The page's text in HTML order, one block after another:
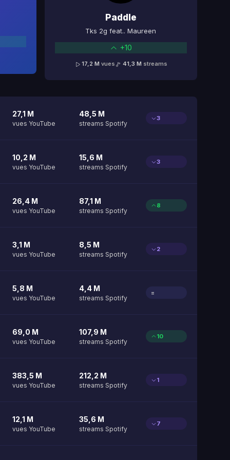
Paddle
Tks 2g feat.. Maureen
+10
17,2 M vues 41,3 M streams
27,1 M
vues YouTube
48,5 M
streams Spotify
3
10,2 M
vues YouTube
15,6 M
streams Spotify
3
26,4 M
vues YouTube
87,1 M
streams Spotify
8
3,1 M
vues YouTube
8,5 M
streams Spotify
2
5,8 M
vues YouTube
4,4 M
streams Spotify
=
69,0 M
vues YouTube
107,9 M
streams Spotify
10
383,5 M
vues YouTube
212,2 M
streams Spotify
1
12,1 M
vues YouTube
35,6 M
streams Spotify
7